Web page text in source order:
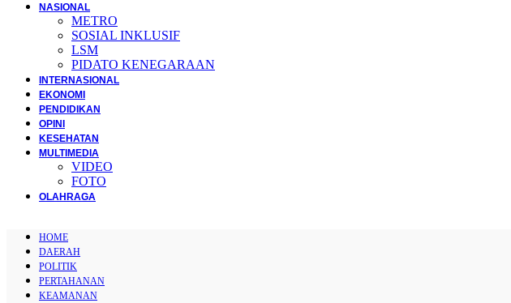
NASIONAL
METRO
SOSIAL INKLUSIF
LSM
PIDATO KENEGARAAN
INTERNASIONAL
EKONOMI
PENDIDIKAN
OPINI
KESEHATAN
MULTIMEDIA
VIDEO
FOTO
OLAHRAGA
HOME
DAERAH
POLITIK
PERTAHANAN
KEAMANAN